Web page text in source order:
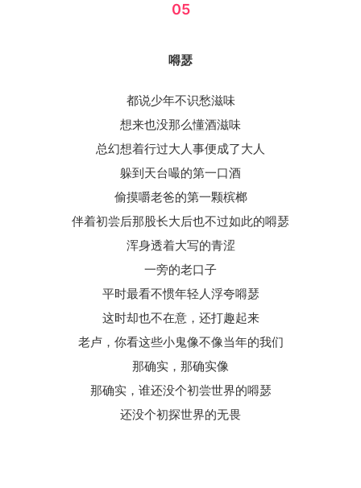
05
嘚瑟
都说少年不识愁滋味
想来也没那么懂酒滋味
总幻想着行过大人事便成了大人
躲到天台嘬的第一口酒
偷摸嚼老爸的第一颗槟榔
伴着初尝后那股长大后也不过如此的嘚瑟
浑身透着大写的青涩
一旁的老口子
平时最看不惯年轻人浮夸嘚瑟
这时却也不在意，还打趣起来
老卢，你看这些小鬼像不像当年的我们
那确实，那确实像
那确实，谁还没个初尝世界的嘚瑟
还没个初探世界的无畏